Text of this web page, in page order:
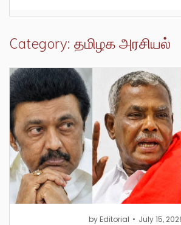
Category: தமிழக அரசியல்
by Editorial July 15,